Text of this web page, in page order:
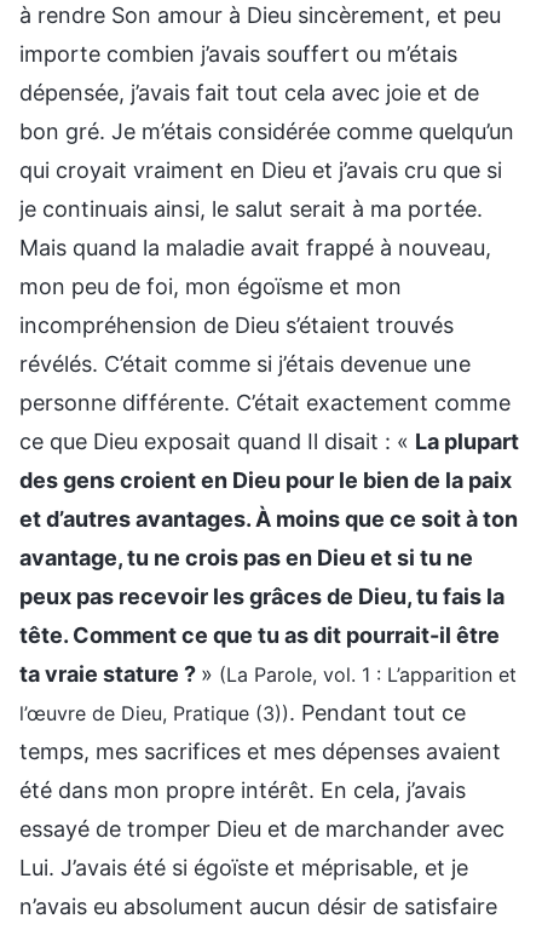
à rendre Son amour à Dieu sincèrement, et peu
importe combien j’avais souffert ou m’étais
dépensée, j’avais fait tout cela avec joie et de
bon gré. Je m’étais considérée comme quelqu’un
qui croyait vraiment en Dieu et j’avais cru que si
je continuais ainsi, le salut serait à ma portée.
Mais quand la maladie avait frappé à nouveau,
mon peu de foi, mon égoïsme et mon
incompréhension de Dieu s’étaient trouvés
révélés. C’était comme si j’étais devenue une
personne différente. C’était exactement comme
ce que Dieu exposait quand Il disait : « La plupart
des gens croient en Dieu pour le bien de la paix
et d’autres avantages. À moins que ce soit à ton
avantage, tu ne crois pas en Dieu et si tu ne
peux pas recevoir les grâces de Dieu, tu fais la
tête. Comment ce que tu as dit pourrait-il être
ta vraie stature ? » (La Parole, vol. 1 : L’apparition et
l’œuvre de Dieu, Pratique (3)). Pendant tout ce
temps, mes sacrifices et mes dépenses avaient
été dans mon propre intérêt. En cela, j’avais
essayé de tromper Dieu et de marchander avec
Lui. J’avais été si égoïste et méprisable, et je
n’avais eu absolument aucun désir de satisfaire